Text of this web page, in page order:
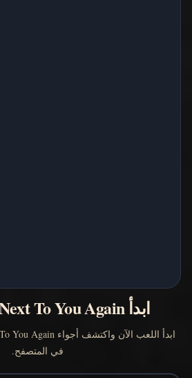
ابدأ I Woke Up Next To You Again
في المتصفح.